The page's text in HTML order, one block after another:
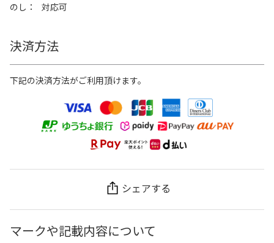
のし
対応可
決済方法
下記の決済方法がご利用頂けます。
シェアする
マークや記載内容について